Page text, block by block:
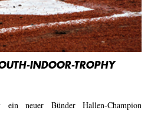
INDOOR-TROPHY
ein neuer Bünder Hallen-Champion